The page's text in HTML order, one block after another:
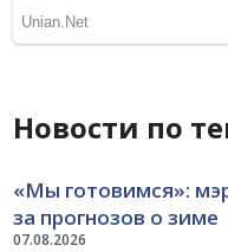
Новости по
07.08.2026
«Мы готовимся»:
за прогнозов о зиме